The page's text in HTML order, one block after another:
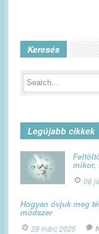
Keresés
Legújabb cikkek
mikor,
08
Hogyan óvjuk meg
módszer
28 márc 2025